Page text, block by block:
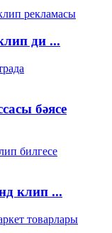
ди ...
бәясе
клип ...